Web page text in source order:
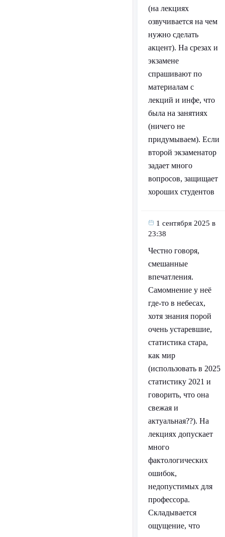
(на лекциях
озвучивается на чем
нужно сделать
акцент). На срезах и
экзамене
спрашивают по
материалам с
лекций и инфе, что
была на занятиях
(ничего не
придумываем). Если
второй экзаменатор
задает много
вопросов, защищает
хороших студентов
1 сентября 2025 в
23:38
Честно говоря,
смешанные
впечатления.
Самомнение у неё
где-то в небесах,
хотя знания порой
очень устаревшие,
статистика стара,
как мир
(использовать в 2025
статистику 2021 и
говорить, что она
свежая и
актуальная??). На
лекциях допускает
много
фактологических
ошибок,
недопустимых для
профессора.
Складывается
ощущение, что